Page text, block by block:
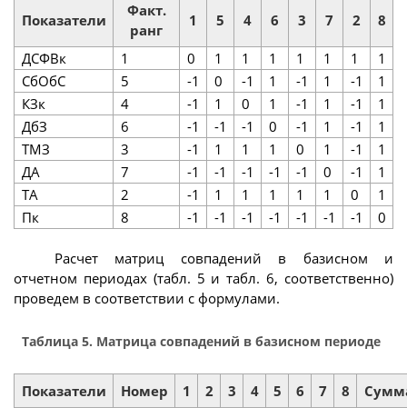
Показатели
Факт.
ранг
1 5 4 6 3 7 2 8
ДСФВк 1 0 1 1 1 1 1 1
1
СбОбС
5 -1 0 -1 1 -1 1 -1
1
КЗк
4 -1 1 0 1 -1 1 -1
1
ДбЗ
6 -1 -1 -1 0 -1 1 -1
1
ТМЗ
3 -1 1 1 1 0 1 -1
1
ДА
7 -1 -1 -1 -1 -1 0 -1
1
ТА
2 -1 1 1 1 1 1 0
1
Пк
8 -1 -1 -1 -1 -1 -1 -1 0
Расчет матриц совпадений в базисном и
отчетном периодах (табл. 5 и табл. 6, соответственно)
проведем в соответствии с формулами.
Таблица 5. Матрица совпадений в базисном периоде
Показатели Номер 1 2 3 4 5 6 7 8